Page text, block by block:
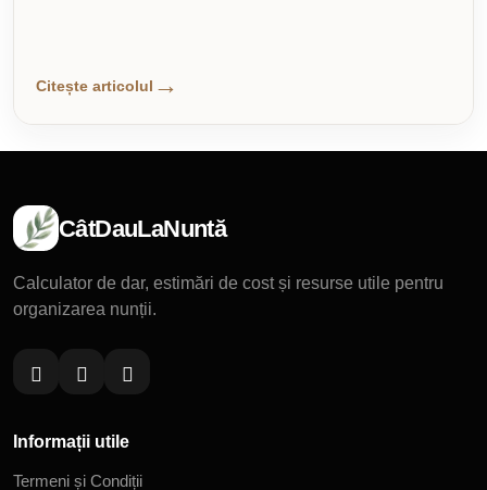
Citește articolul
CâtDauLaNuntă
Calculator de dar, estimări de cost și resurse utile pentru
organizarea nunții.
Informații utile
Termeni și Condiții